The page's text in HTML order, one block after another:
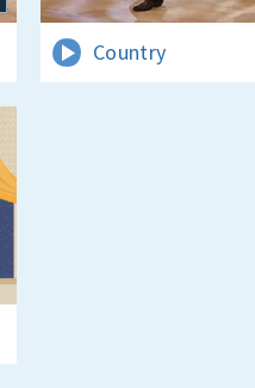
Country